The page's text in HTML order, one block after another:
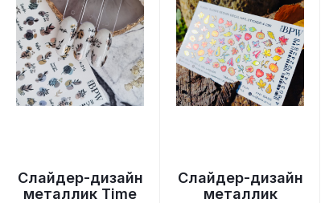
Слайдер-дизайн
металлик Time
Слайдер-дизайн
металлик